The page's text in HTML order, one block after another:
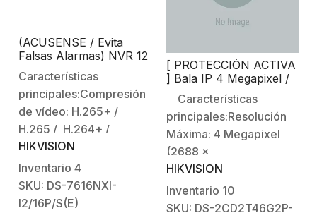
(ACUSENSE / Evita
Falsas Alarmas) NVR 12
Megapíxel (4K) /
Reconocimiento Facial /
16 Canales IP / 16
Puertos PoE+ / 2
Bahías de Disco Duro
Características
principales:Compresión
de vídeo: H.265+ /
H.265 / H.264+ /
H.264.Soporta mouse
USB para operar
(incluido).Soporta 2
HDDs de hasta 10 TB.
HIKVISION
Inventario 4
SKU: DS-7616NXI-
I2/16P/S(E)
[ PROTECCIÓN ACTIVA
] Bala IP 4 Megapixel /
Lente 2.8 mm / 30 mts
IR / Exterior IP67 / Luz
Intermitente y Alerta de
Audio / Micrófono
Integrado / ACUSENSE
(Filtro de Falsas
Alarmas) / WDR 120 dB
/ Micro SD
Características
principales:Resolución
Máxima: 4 Megapixel
(2688 x
1520) Iluminación
mínima: 0.0005 Lux @
(F1.0, AGC ON)Lente
HIKVISION
Inventario 10
SKU: DS-2CD2T46G2P-